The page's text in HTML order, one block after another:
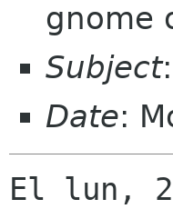
gnome
Subject
Date:
El lun,